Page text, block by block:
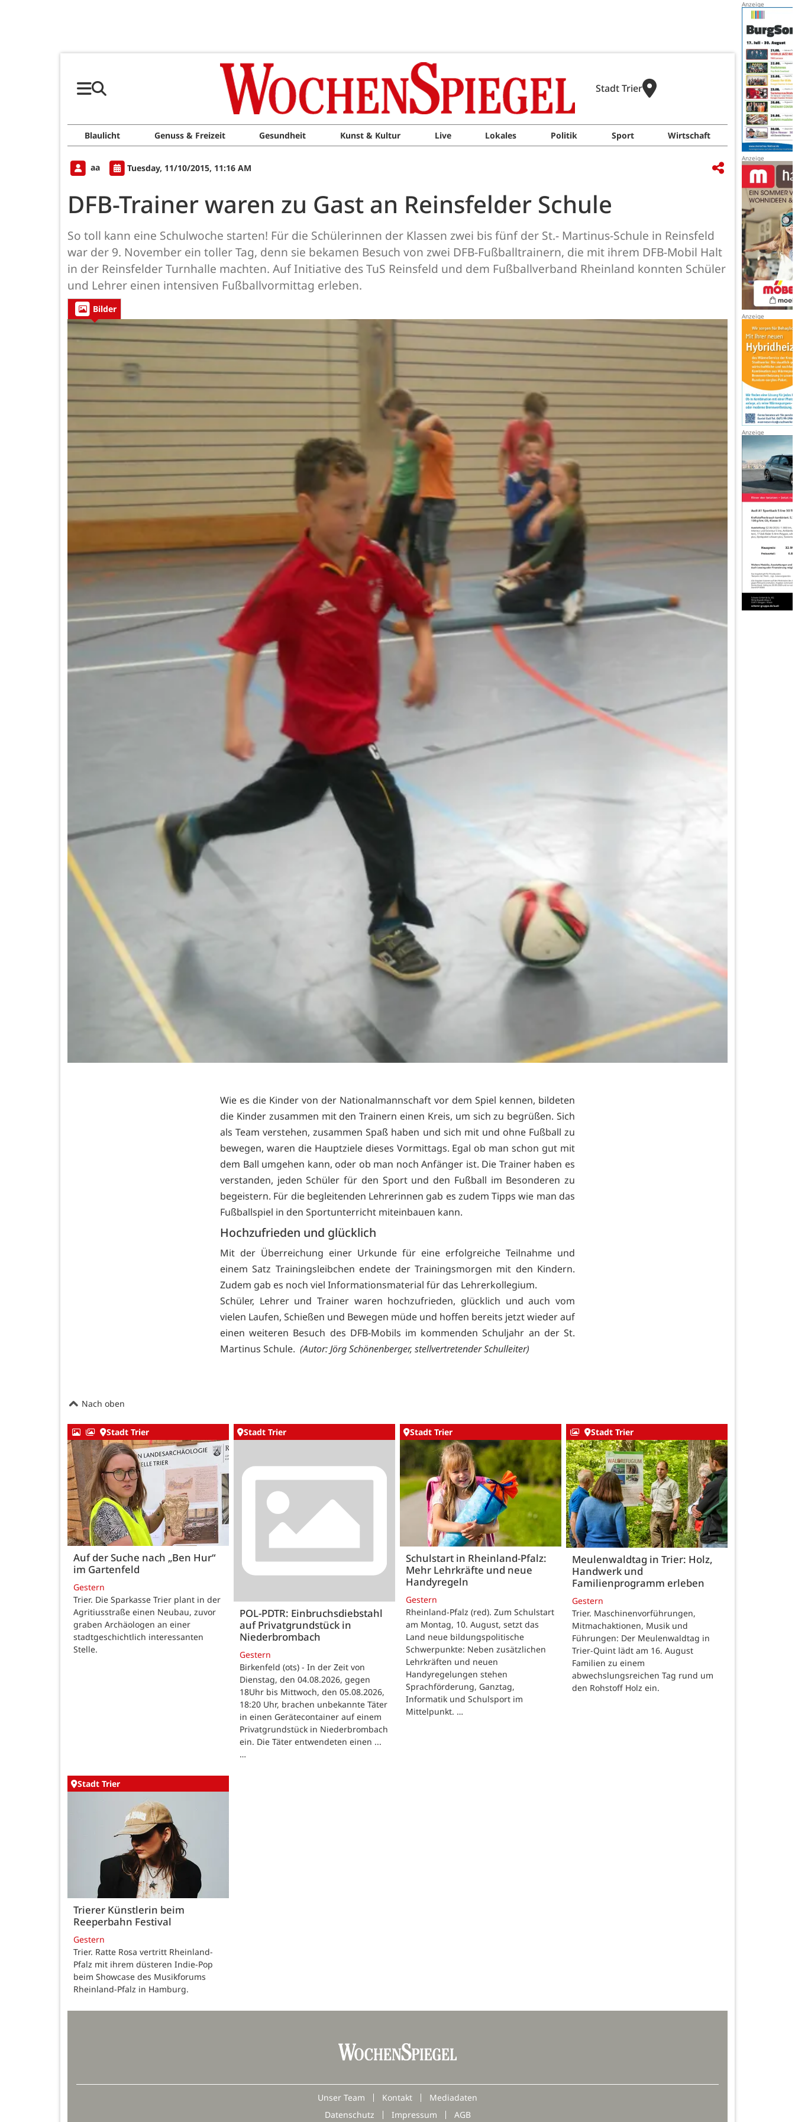
Stadt Trier
Blaulicht Genuss & Freizeit Gesundheit Kunst & Kultur Live Lokales Politik Sport Wirtschaft
aa Tuesday, 11/10/2015, 11:16 AM
DFB-Trainer waren zu Gast an Reinsfelder Schule
So toll kann eine Schulwoche starten! Für die Schülerinnen der Klassen zwei bis fünf der St.- Martinus-Schule in Reinsfeld
war der 9. November ein toller Tag, denn sie bekamen Besuch von zwei DFB-Fußballtrainern, die mit ihrem DFB-Mobil Halt
in der Reinsfelder Turnhalle machten. Auf Initiative des TuS Reinsfeld und dem Fußballverband Rheinland konnten Schüler
und Lehrer einen intensiven Fußballvormittag erleben.
Bilder
Wie es die Kinder von der Nationalmannschaft vor dem Spiel kennen, bildeten
die Kinder zusammen mit den Trainern einen Kreis, um sich zu begrüßen. Sich
als Team verstehen, zusammen Spaß haben und sich mit und ohne Fußball zu
bewegen, waren die Hauptziele dieses Vormittags. Egal ob man schon gut mit
dem Ball umgehen kann, oder ob man noch Anfänger ist. Die Trainer haben es
verstanden, jeden Schüler für den Sport und den Fußball im Besonderen zu
begeistern. Für die begleitenden Lehrerinnen gab es zudem Tipps wie man das
Fußballspiel in den Sportunterricht miteinbauen kann.
Hochzufrieden und glücklich
Mit der Überreichung einer Urkunde für eine erfolgreiche Teilnahme und
einem Satz Trainingsleibchen endete der Trainingsmorgen mit den Kindern.
Zudem gab es noch viel Informationsmaterial für das Lehrerkollegium.
Schüler, Lehrer und Trainer waren hochzufrieden, glücklich und auch vom
vielen Laufen, Schießen und Bewegen müde und hoffen bereits jetzt wieder auf
einen weiteren Besuch des DFB-Mobils im kommenden Schuljahr an der St.
Martinus Schule. (Autor: Jörg Schönenberger, stellvertretender Schulleiter)
Nach oben
Stadt Trier
Auf der Suche nach „Ben Hur“
im Gartenfeld
Gestern
Trier. Die Sparkasse Trier plant in der
Agritiusstraße einen Neubau, zuvor
graben Archäologen an einer
stadtgeschichtlich interessanten
Stelle.
Stadt Trier
POL-PDTR: Einbruchsdiebstahl
auf Privatgrundstück in
Niederbrombach
Gestern
Birkenfeld (ots) - In der Zeit von
Dienstag, den 04.08.2026, gegen
18Uhr bis Mittwoch, den 05.08.2026,
18:20 Uhr, brachen unbekannte Täter
in einen Gerätecontainer auf einem
Privatgrundstück in Niederbrombach
ein. Die Täter entwendeten einen ...
…
Stadt Trier
Schulstart in Rheinland-Pfalz:
Mehr Lehrkräfte und neue
Handyregeln
Gestern
Rheinland-Pfalz (red). Zum Schulstart
am Montag, 10. August, setzt das
Land neue bildungspolitische
Schwerpunkte: Neben zusätzlichen
Lehrkräften und neuen
Handyregelungen stehen
Sprachförderung, Ganztag,
Informatik und Schulsport im
Mittelpunkt. …
Stadt Trier
Meulenwaldtag in Trier: Holz,
Handwerk und
Familienprogramm erleben
Gestern
Trier. Maschinenvorführungen,
Mitmachaktionen, Musik und
Führungen: Der Meulenwaldtag in
Trier-Quint lädt am 16. August
Familien zu einem
abwechslungsreichen Tag rund um
den Rohstoff Holz ein.
Stadt Trier
Trierer Künstlerin beim
Reeperbahn Festival
Gestern
Trier. Ratte Rosa vertritt Rheinland-
Pfalz mit ihrem düsteren Indie-Pop
beim Showcase des Musikforums
Rheinland-Pfalz in Hamburg.
Unser Team Kontakt
Mediadaten
Datenschutz
Impressum AGB